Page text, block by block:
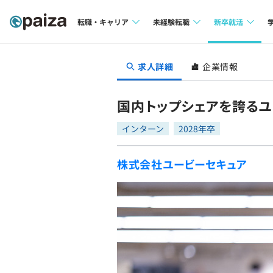
転職・キャリア
転職成功ガイド
転職エージェント
未経験転職
求人検索
転職成功ガイド
新卒就活
本選考
インターン
イベント・セ
インタビュー
就活成功ガイド
求人詳細 企業情報
国内トップシェアを誇る
インターン 2028年卒
株式会社ユービーセキュア